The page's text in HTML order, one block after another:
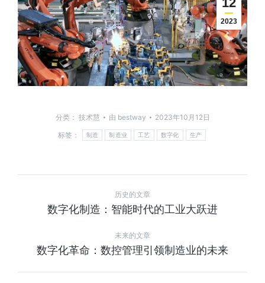
2023
分类： 技术慧 由 bestway
2023年10月12日
标签：
制造 制造业 工艺 数字化 生产
历史的文章
数字化制造：智能时代的工业大跃进
未来的文章
数字化革命：数控管理引领制造业的未来